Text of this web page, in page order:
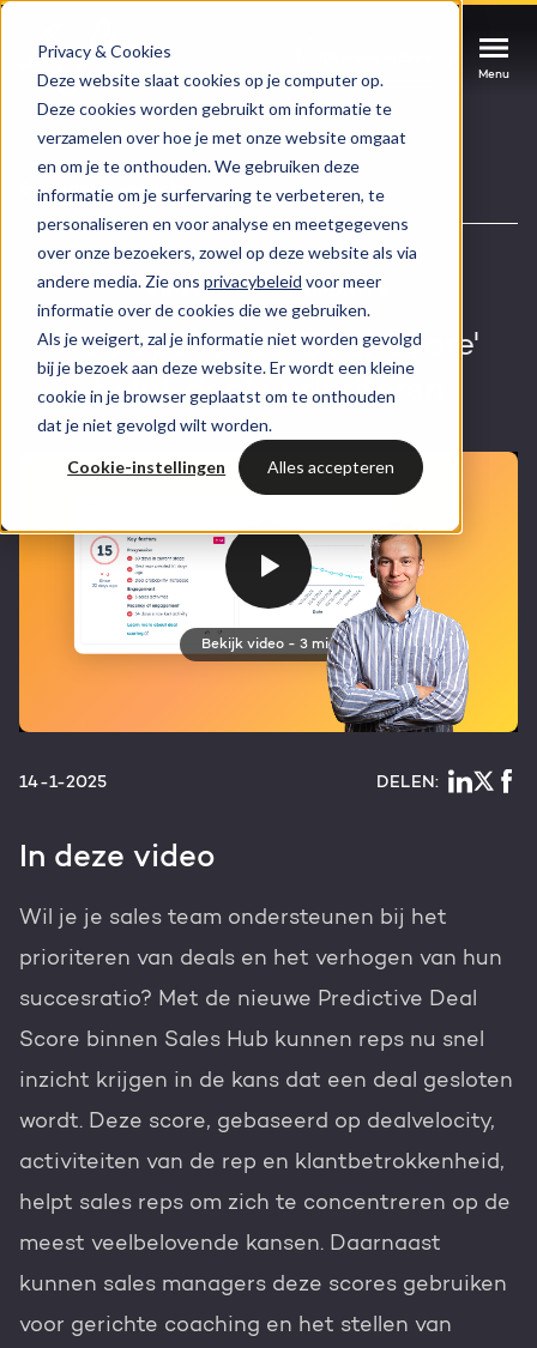
Privacy & Cookies
Deze website slaat cookies op je computer op.
Deze cookies worden gebruikt om informatie te
verzamelen over hoe je met onze website omgaat
en om je te onthouden. We gebruiken deze
informatie om je surfervaring te verbeteren, te
personaliseren en voor analyse en meetgegevens
over onze bezoekers, zowel op deze website als via
andere media. Zie ons privacybeleid voor meer
informatie over de cookies die we gebruiken.
Als je weigert, zal je informatie niet worden gevolgd
bij je bezoek aan deze website. Er wordt een kleine
cookie in je browser geplaatst om te onthouden
dat je niet gevolgd wilt worden.
Cookie-instellingen Alles accepteren
Menu
Menu
HUBSPOT SERVICES
HubSpot implementatie
HubSpot automations
HubSpot integraties
HubSpot maatwerk
GROWTH SERVICES
Groeistrategie
Marketing automation
Content & design
WEBSITE SERVICES
HubSpot websites
Modules & templates
Membership portals
Growth-driven design
Cases
Branches
Bright
WELKOM BIJ BRIGHT
Contact
HUBSPOT ELITE PARTNER
Inspiratie
Events & webinars
Kennisbank
PORTAL REVIEW
Haal alles uit je HubSpot licentie
Nederlands Zoek
Menu
Could not loads results. Please refresh the
page.
Video overzicht
VIDEOHUBSPOT UPDATES
Voorspellende 'Deal Score'
helpt deals prioriteren
Bekijk video - 3 min
14-1-2025 DELEN:
In deze video
Wil je je sales team ondersteunen bij het
prioriteren van deals en het verhogen van hun
succesratio? Met de nieuwe Predictive Deal
Score binnen Sales Hub kunnen reps nu snel
inzicht krijgen in de kans dat een deal gesloten
wordt. Deze score, gebaseerd op dealvelocity,
activiteiten van de rep en klantbetrokkenheid,
helpt sales reps om zich te concentreren op de
meest veelbelovende kansen. Daarnaast
kunnen sales managers deze scores gebruiken
voor gerichte coaching en het stellen van